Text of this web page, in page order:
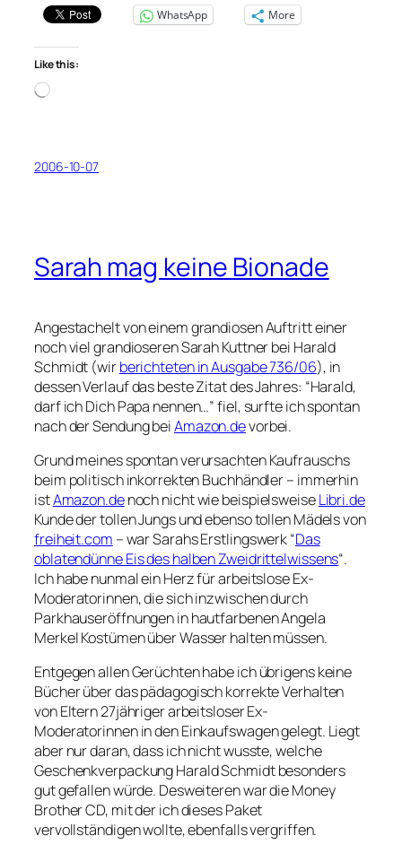
WhatsApp More
Like this:
Loading…
2006-10-07
Sarah mag keine Bionade
Angestachelt von einem grandiosen Auftritt einer
noch viel grandioseren Sarah Kuttner bei Harald
Schmidt (wirberichteten in Ausgabe 736/06), in
dessen Verlauf das beste Zitat des Jahres: “Harald,
darf ich Dich Papa nennen…” fiel, surfte ich spontan
nach der Sendung beiAmazon.devorbei.
Grund meines spontan verursachten Kaufrauschs
beim politisch inkorrekten Buchhändler – immerhin
istAmazon.denoch nicht wie beispielsweiseLibri.de
Kunde der tollen Jungs und ebenso tollen Mädels von
freiheit.com – war Sarahs Erstlingswerk “Das
oblatendünne Eis des halben Zweidrittelwissens“.
Ich habe nunmal ein Herz für arbeitslose Ex-
Moderatorinnen, die sich inzwischen durch
Parkhauseröffnungen in hautfarbenen Angela
Merkel Kostümen über Wasser halten müssen.
Entgegen allen Gerüchten habe ich übrigens keine
Bücher über das pädagogisch korrekte Verhalten
von Eltern 27jähriger arbeitsloser Ex-
Moderatorinnen in den Einkaufswagen gelegt. Liegt
aber nur daran, dass ich nicht wusste, welche
Geschenkverpackung Harald Schmidt besonders
gut gefallen würde. Desweiteren war die Money
Brother CD, mit der ich dieses Paket
vervollständigen wollte, ebenfalls vergriffen.